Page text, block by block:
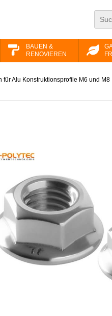
BAUEN &
RENOVIEREN
für Alu Konstruktionsprofile M6 und M8